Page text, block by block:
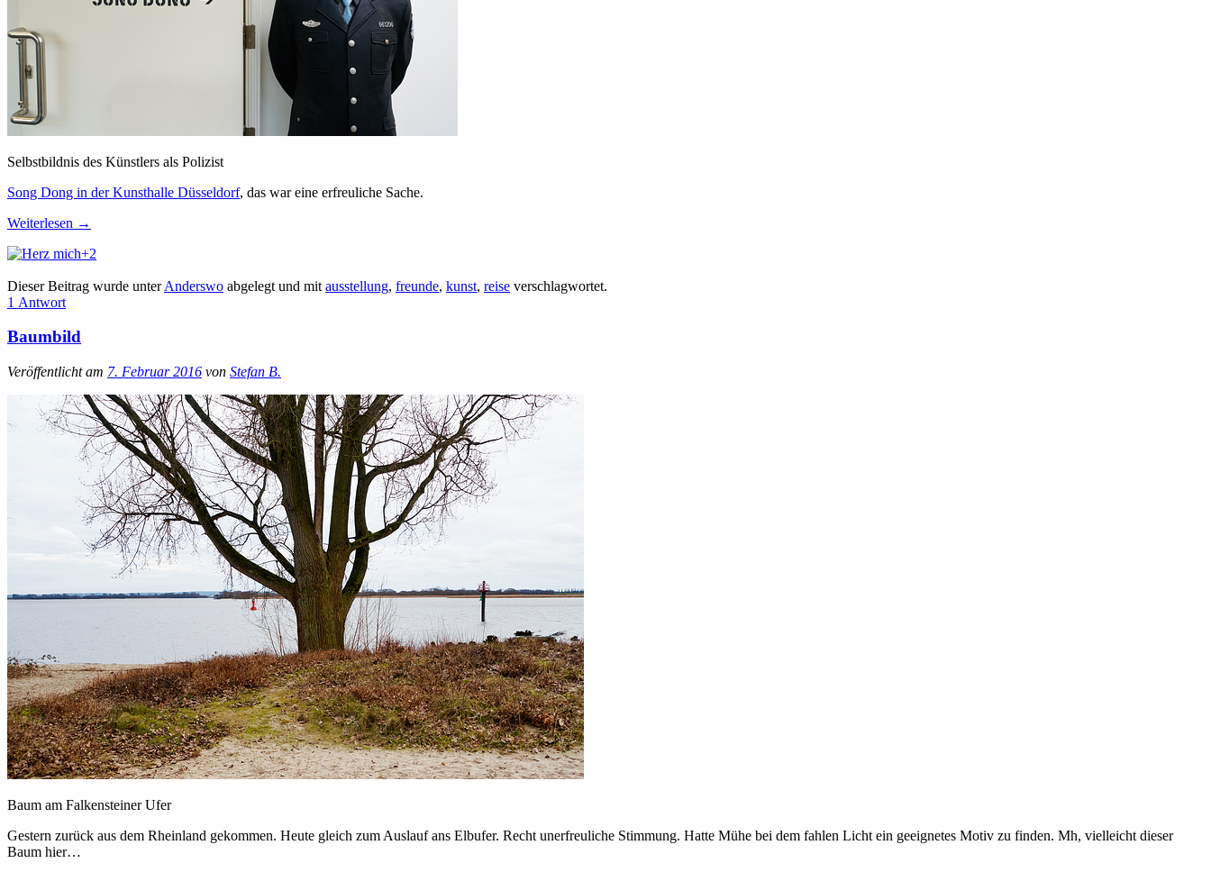
Selbstbildnis des Künstlers als Polizist
Song Dong in der Kunsthalle Düsseldorf, das war eine erfreuliche Sache.
Weiterlesen →
+2
Dieser Beitrag wurde unterAnderswo abgelegt und mit ausstellung, freunde, kunst, reise verschlagwortet.
1 Antwort
Baumbild
Veröffentlicht am 7. Februar 2016 von Stefan B.
Baum am Falkensteiner Ufer
Gestern zurück aus dem Rheinland gekommen. Heute gleich zum Auslauf ans Elbufer. Recht unerfreuliche Stimmung. Hatte Mühe bei dem fahlen Licht ein geeignetes Motiv zu finden. Mh, vielleicht dieser
Baum hier…